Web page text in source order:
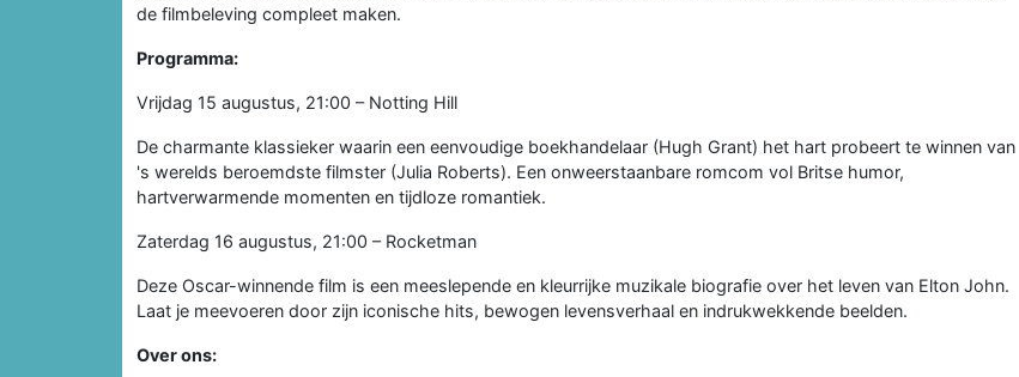
de filmbeleving compleet maken.
Programma:
Vrijdag 15 augustus, 21:00 – Notting Hill
De charmante klassieker waarin een eenvoudige boekhandelaar (Hugh Grant) het hart probeert te winnen van
's werelds beroemdste filmster (Julia Roberts). Een onweerstaanbare romcom vol Britse humor,
hartverwarmende momenten en tijdloze romantiek.
Zaterdag 16 augustus, 21:00 – Rocketman
Deze Oscar-winnende film is een meeslepende en kleurrijke muzikale biografie over het leven van Elton John.
Laat je meevoeren door zijn iconische hits, bewogen levensverhaal en indrukwekkende beelden.
Over ons: